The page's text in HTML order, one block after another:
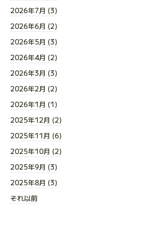
2026年7月 (3)
2026年6月 (2)
2026年5月 (3)
2026年4月 (2)
2026年3月 (3)
2026年2月 (2)
2026年1月 (1)
2025年12月 (2)
2025年11月 (6)
2025年10月 (2)
2025年9月 (3)
2025年8月 (3)
それ以前